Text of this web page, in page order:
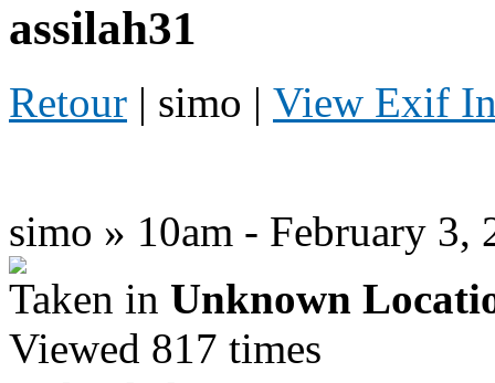
assilah31
Retour | simo | View Exif
simo » 10am - February 3,
Taken in Unknown
Viewed 817 times